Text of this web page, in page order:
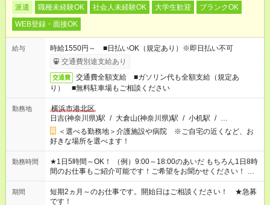
派遣 職種未経験OK 社会人未経験OK 大学生歓迎
ブランクOK
WEB登録・面接OK
給与
時給1550円～ ■日払いOK（規定あり）※即日払い不可
交通費別途支給あり
交通費
交通費全額支給 ■ガソリン代も全額支給（規定あ
り） ■無料駐車場もご相談ください
勤務地
横浜市港北区
日吉(神奈川県)駅 / 大倉山(神奈川県)駅 / 小机駅 / …
＜選べる勤務地＞介護施設や病院 ※ご自宅の近くなど、お
好きな場所を選べます！
勤務時間
★1日5時間～OK！ （例）9:00～18:00のあいだ もちろん1日8時
間のお仕事もご紹介可能です！ご希望をお聞かせください！ ※
週最低15時間以上の勤務が必要です
期間
短期2ヵ月～のお仕事です。開始日はご相談ください！ ★急募
です！